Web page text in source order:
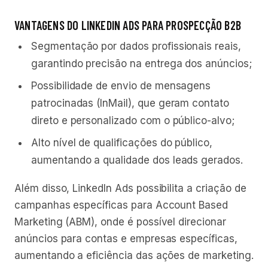
VANTAGENS DO LINKEDIN ADS PARA PROSPECÇÃO B2B
Segmentação por dados profissionais reais,
garantindo precisão na entrega dos anúncios;
Possibilidade de envio de mensagens
patrocinadas (InMail), que geram contato
direto e personalizado com o público-alvo;
Alto nível de qualificações do público,
aumentando a qualidade dos leads gerados.
Além disso, LinkedIn Ads possibilita a criação de
campanhas específicas para Account Based
Marketing (ABM), onde é possível direcionar
anúncios para contas e empresas específicas,
aumentando a eficiência das ações de marketing.